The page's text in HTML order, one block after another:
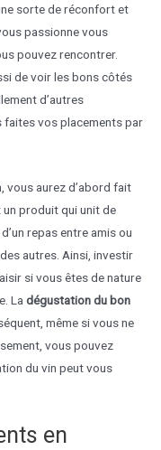
sorte de réconfort et
passionne vous
pouvez rencontrer.
de voir les bons côtés
d’autres
faites vos placements par
vous aurez d’abord fait
produit qui unit de
repas entre amis ou
autres. Ainsi, investir
si vous êtes de nature
La dégustation du bon
même si vous ne
vous pouvez
du vin peut vous
en